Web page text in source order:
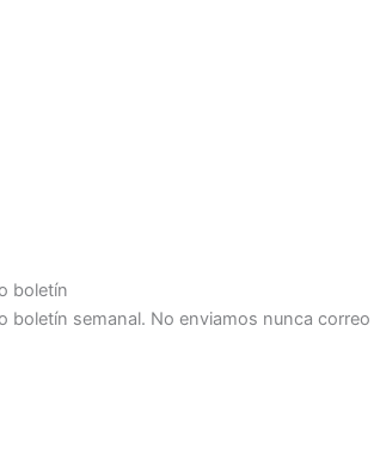
boletín
boletín semanal. No enviamos nunca correo